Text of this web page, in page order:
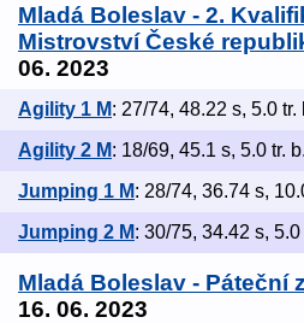
Mladá Boleslav - 2.
Mistrovství České
06. 2023
Agility 1 M: 27/74, 48.22 s, 5.0 tr.
Agility 2 M: 18/69, 45.1 s, 5.0 tr.
Jumping 1 M: 28/74, 36.74 s,
Jumping 2 M: 30/75, 34.42 s,
Mladá Boleslav - Páteční
16. 06. 2023